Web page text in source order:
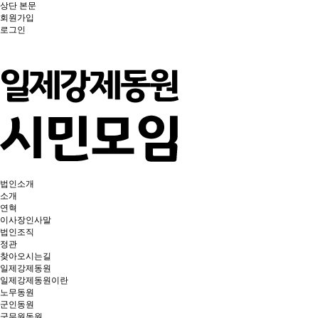
상단 본문
회원가입
로그인
법인소개
소개
연혁
이사장인사말
법인조직
정관
찾아오시는길
일제강제동원
일제강제동원이란
노무동원
군인동원